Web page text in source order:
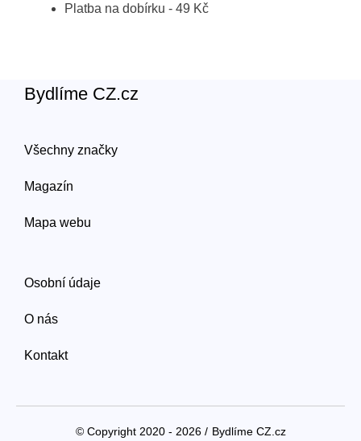
Platba na dobírku - 49 Kč
Bydlíme CZ.cz
Všechny značky
Magazín
Mapa webu
Osobní údaje
O nás
Kontakt
© Copyright 2020 - 2026 / Bydlíme CZ.cz